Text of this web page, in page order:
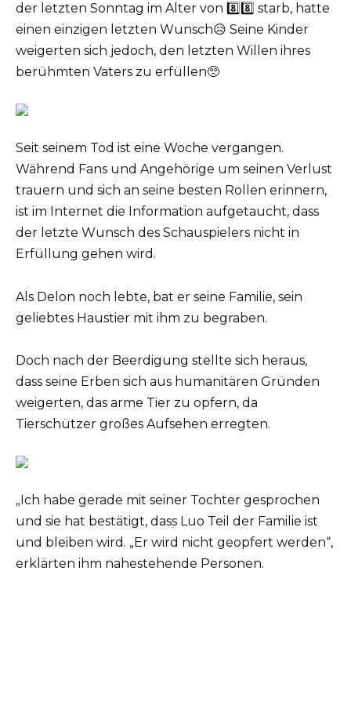
der letzten Sonntag im Alter von 8️⃣8️⃣ starb, hatte
einen einzigen letzten Wunsch😥 Seine Kinder
weigerten sich jedoch, den letzten Willen ihres
berühmten Vaters zu erfüllen🥺
Seit seinem Tod ist eine Woche vergangen.
Während Fans und Angehörige um seinen Verlust
trauern und sich an seine besten Rollen erinnern,
ist im Internet die Information aufgetaucht, dass
der letzte Wunsch des Schauspielers nicht in
Erfüllung gehen wird.
Als Delon noch lebte, bat er seine Familie, sein
geliebtes Haustier mit ihm zu begraben.
Doch nach der Beerdigung stellte sich heraus,
dass seine Erben sich aus humanitären Gründen
weigerten, das arme Tier zu opfern, da
Tierschützer großes Aufsehen erregten.
„Ich habe gerade mit seiner Tochter gesprochen
und sie hat bestätigt, dass Luo Teil der Familie ist
und bleiben wird. „Er wird nicht geopfert werden“,
erklärten ihm nahestehende Personen.